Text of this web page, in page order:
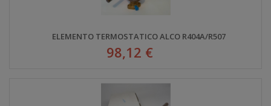
ELEMENTO TERMOSTATICO ALCO R404A/R507
98,12 €